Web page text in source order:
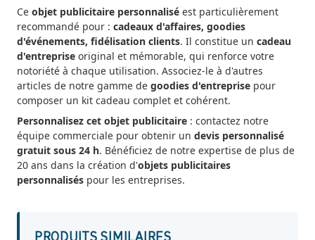
Ce objet publicitaire personnalisé est particulièrement
recommandé pour : cadeaux d'affaires, goodies
d'événements, fidélisation clients. Il constitue un cadeau
d'entreprise original et mémorable, qui renforce votre
notoriété à chaque utilisation. Associez-le à d'autres
articles de notre gamme de goodies d'entreprise pour
composer un kit cadeau complet et cohérent.
Personnalisez cet objet publicitaire : contactez notre
équipe commerciale pour obtenir un devis personnalisé
gratuit sous 24 h. Bénéficiez de notre expertise de plus de
20 ans dans la création d'objets publicitaires
personnalisés pour les entreprises.